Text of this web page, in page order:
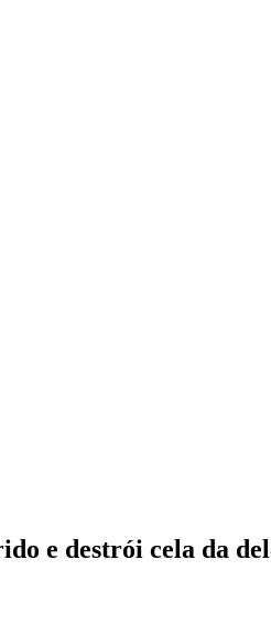
e destrói cela da